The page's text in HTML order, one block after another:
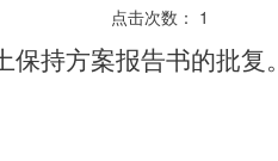
点击次数： 1
持方案报告书的批复。